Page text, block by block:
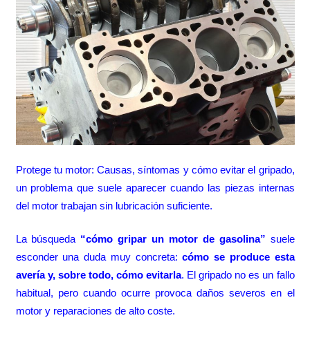
Protege tu motor: Causas, síntomas y cómo evitar el gripado,
un problema que suele aparecer cuando las piezas internas
del motor trabajan sin lubricación suficiente.
La búsqueda “cómo gripar un motor de gasolina” suele
esconder una duda muy concreta:cómo se produce esta
avería y, sobre todo, cómo evitarla. El gripado no es un fallo
habitual, pero cuando ocurre provoca daños severos en el
motor y reparaciones de alto coste.